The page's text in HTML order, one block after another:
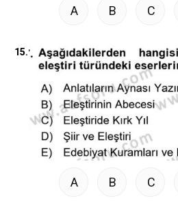
A B C
15.
A B C